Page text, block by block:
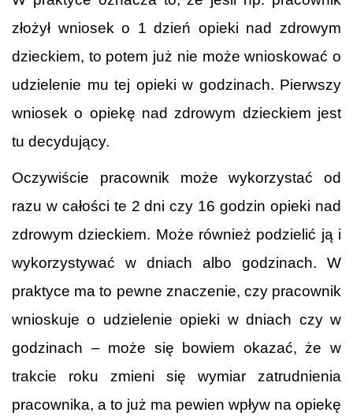
złożył wniosek o 1 dzień opieki nad zdrowym
dzieckiem, to potem już nie może wnioskować o
udzielenie mu tej opieki w godzinach. Pierwszy
wniosek o opiekę nad zdrowym dzieckiem jest
tu decydujący.
Oczywiście pracownik może wykorzystać od
razu w całości te 2 dni czy 16 godzin opieki nad
zdrowym dzieckiem. Może również podzielić ją i
wykorzystywać w dniach albo godzinach. W
praktyce ma to pewne znaczenie, czy pracownik
wnioskuje o udzielenie opieki w dniach czy w
godzinach – może się bowiem okazać, że w
trakcie roku zmieni się wymiar zatrudnienia
pracownika, a to już ma pewien wpływ na opiekę